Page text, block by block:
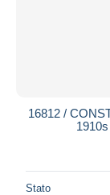
16812 /
Stato